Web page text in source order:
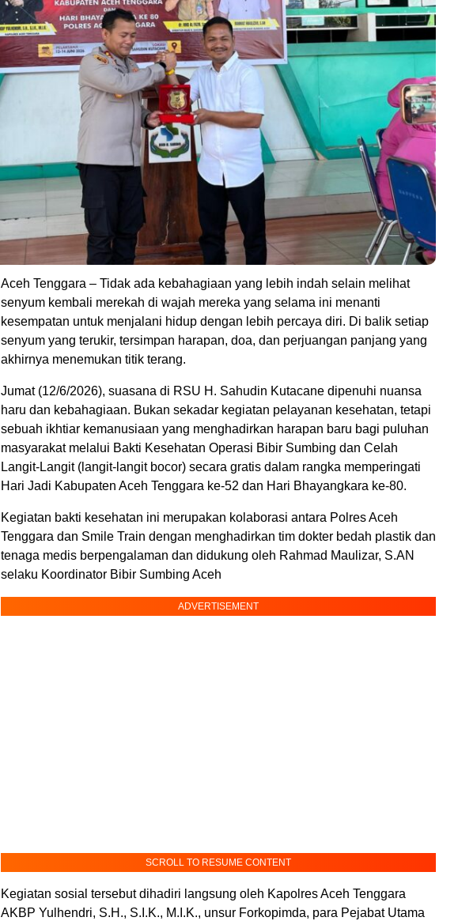
Aceh Tenggara – Tidak ada kebahagiaan yang lebih indah selain melihat
senyum kembali merekah di wajah mereka yang selama ini menanti
kesempatan untuk menjalani hidup dengan lebih percaya diri. Di balik setiap
senyum yang terukir, tersimpan harapan, doa, dan perjuangan panjang yang
akhirnya menemukan titik terang.
Jumat (12/6/2026), suasana di RSU H. Sahudin Kutacane dipenuhi nuansa
haru dan kebahagiaan. Bukan sekadar kegiatan pelayanan kesehatan, tetapi
sebuah ikhtiar kemanusiaan yang menghadirkan harapan baru bagi puluhan
masyarakat melalui Bakti Kesehatan Operasi Bibir Sumbing dan Celah
Langit-Langit (langit-langit bocor) secara gratis dalam rangka memperingati
Hari Jadi Kabupaten Aceh Tenggara ke-52 dan Hari Bhayangkara ke-80.
Kegiatan bakti kesehatan ini merupakan kolaborasi antara Polres Aceh
Tenggara dan Smile Train dengan menghadirkan tim dokter bedah plastik dan
tenaga medis berpengalaman dan didukung oleh Rahmad Maulizar, S.AN
selaku Koordinator Bibir Sumbing Aceh
ADVERTISEMENT
SCROLL TO RESUME CONTENT
Kegiatan sosial tersebut dihadiri langsung oleh Kapolres Aceh Tenggara
AKBP Yulhendri, S.H., S.I.K., M.I.K., unsur Forkopimda, para Pejabat Utama